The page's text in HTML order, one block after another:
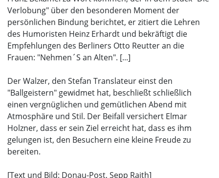
Verlobung" über den besonderen Moment der
persönlichen Bindung berichtet, er zitiert die Lehren
des Humoristen Heinz Erhardt und bekräftigt die
Empfehlungen des Berliners Otto Reutter an die
Frauen: "Nehmen´S an Alten". [...]
Der Walzer, den Stefan Translateur einst den
"Ballgeistern" gewidmet hat, beschließt schließlich
einen vergnüglichen und gemütlichen Abend mit
Atmosphäre und Stil. Der Beifall versichert Elmar
Holzner, dass er sein Ziel erreicht hat, dass es ihm
gelungen ist, den Besuchern eine kleine Freude zu
bereiten.
[Text und Bild: Donau-Post, Sepp Raith]